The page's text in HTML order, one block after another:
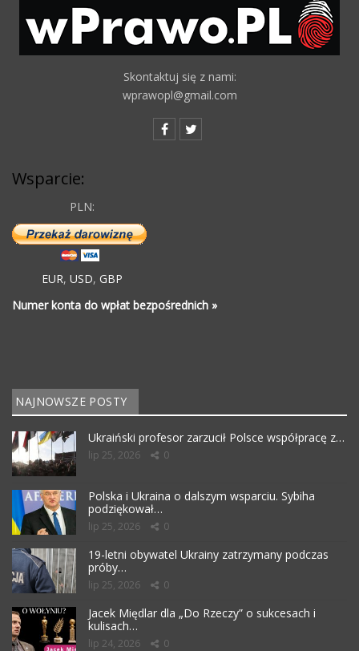
Skontaktuj się z nami:
wprawopl@gmail.com
Wsparcie:
PLN:
EUR, USD, GBP
Numer konta do wpłat bezpośrednich »
NAJNOWSZE POSTY
Ukraiński profesor zarzucił Polsce współpracę z…
lip 25, 2026 0
Polska i Ukraina o dalszym wsparciu. Sybiha
podziękował…
lip 25, 2026 0
19-letni obywatel Ukrainy zatrzymany podczas
próby…
lip 25, 2026 0
Jacek Międlar dla „Do Rzeczy” o sukcesach i
kulisach…
lip 24, 2026 0